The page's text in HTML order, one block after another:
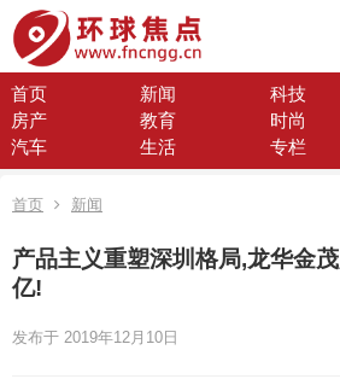
首页 新闻 科技
房产
教育 时尚
汽车
生活 专栏
首页 新闻
产品主义重塑深圳格局,龙华金
亿!
发布于 2019年12月10日